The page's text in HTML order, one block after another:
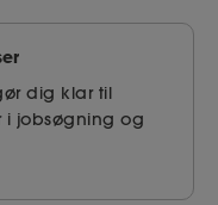
dig klar til
i jobsøgning og